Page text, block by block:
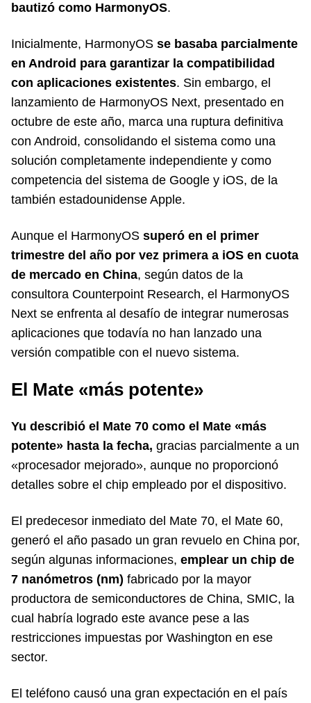
bautizó como HarmonyOS.
Inicialmente, HarmonyOS se basaba parcialmente
en Android para garantizar la compatibilidad
con aplicaciones existentes. Sin embargo, el
lanzamiento de HarmonyOS Next, presentado en
octubre de este año, marca una ruptura definitiva
con Android, consolidando el sistema como una
solución completamente independiente y como
competencia del sistema de Google y iOS, de la
también estadounidense Apple.
Aunque el HarmonyOS superó en el primer
trimestre del año por vez primera a iOS en cuota
de mercado en China, según datos de la
consultora Counterpoint Research, el HarmonyOS
Next se enfrenta al desafío de integrar numerosas
aplicaciones que todavía no han lanzado una
versión compatible con el nuevo sistema.
El Mate «más potente»
Yu describió el Mate 70 como el Mate «más
potente» hasta la fecha, gracias parcialmente a un
«procesador mejorado», aunque no proporcionó
detalles sobre el chip empleado por el dispositivo.
El predecesor inmediato del Mate 70, el Mate 60,
generó el año pasado un gran revuelo en China por,
según algunas informaciones, emplear un chip de
7 nanómetros (nm) fabricado por la mayor
productora de semiconductores de China, SMIC, la
cual habría logrado este avance pese a las
restricciones impuestas por Washington en ese
sector.
El teléfono causó una gran expectación en el país